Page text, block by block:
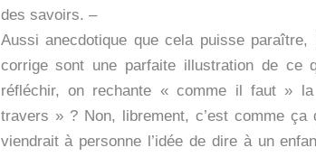
des savoirs. –
Aussi anecdotique que cela puisse
corrige sont une parfaite illustration de ce
réfléchir, on rechante « comme il faut »
travers » ? Non, librement, c’est comme ça
viendrait à personne l’idée de dire à un